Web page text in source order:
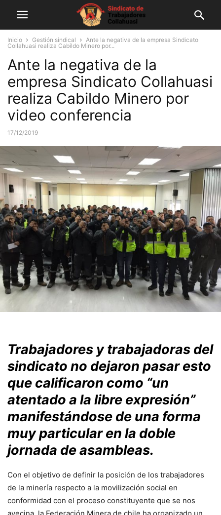
Inicio Gestión sindical
Ante la negativa de la empresa Sindicato
Collahuasi realiza Cabildo Minero por...
Ante la negativa de la
empresa Sindicato Collahuasi
realiza Cabildo Minero por
video conferencia
17/12/2019
Trabajadores y trabajadoras del
sindicato no dejaron pasar esto
que calificaron como “un
atentado a la libre expresión”
manifestándose de una forma
muy particular en la doble
jornada de asambleas.
Con el objetivo de definir la posición de los trabajadores
de la minería respecto a la movilización social en
conformidad con el proceso constituyente que se nos